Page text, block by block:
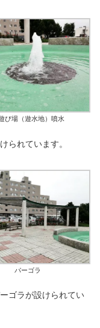
び場（遊水地）噴水
られています。
パーゴラ
ゴラが設けられてい